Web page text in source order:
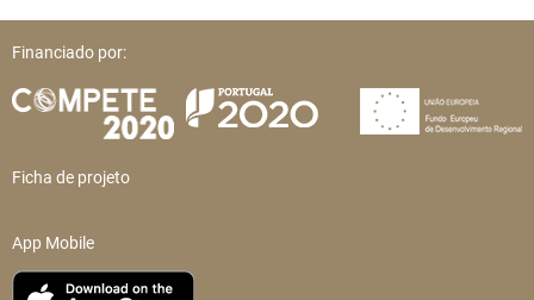
Financiado por:
Ficha de projeto
App Mobile